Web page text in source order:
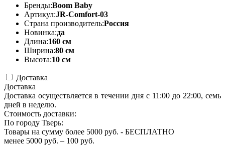
Бренды:Boom Baby
Артикул:JR-Comfort-03
Страна производитель:Россия
Новинка:да
Длина:160 см
Ширина:80 см
Высота:10 см
Доставка
Доставка
Доставка осуществляется в течении дня с 11:00 до 22:00, семь
дней в неделю.
Стоимость доставки:
По городу Тверь:
Товары на сумму более 5000 руб. - БЕСПЛАТНО
менее 5000 руб. – 100 руб.